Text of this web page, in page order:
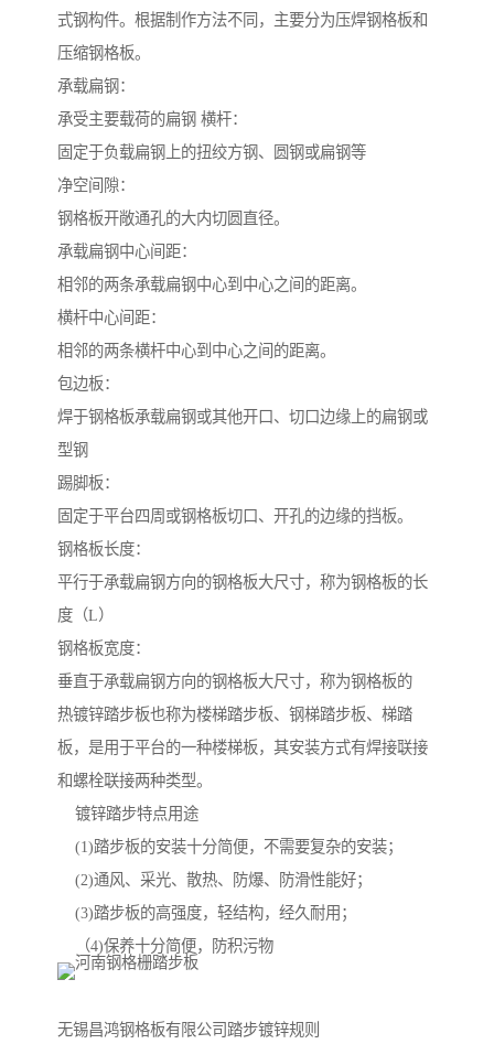
式钢构件。根据制作方法不同，主要分为压焊钢格板和
压缩钢格板。
承载扁钢：
承受主要载荷的扁钢 横杆：
固定于负载扁钢上的扭绞方钢、圆钢或扁钢等
净空间隙：
钢格板开敞通孔的大内切圆直径。
承载扁钢中心间距：
相邻的两条承载扁钢中心到中心之间的距离。
横杆中心间距：
相邻的两条横杆中心到中心之间的距离。
包边板：
焊于钢格板承载扁钢或其他开口、切口边缘上的扁钢或
型钢
踢脚板：
固定于平台四周或钢格板切口、开孔的边缘的挡板。
钢格板长度：
平行于承载扁钢方向的钢格板大尺寸，称为钢格板的长
度（L）
钢格板宽度：
垂直于承载扁钢方向的钢格板大尺寸，称为钢格板的
热镀锌踏步板也称为楼梯踏步板、钢梯踏步板、梯踏
板，是用于平台的一种楼梯板，其安装方式有焊接联接
和螺栓联接两种类型。
镀锌踏步特点用途
(1)踏步板的安装十分简便，不需要复杂的安装；
(2)通风、采光、散热、防爆、防滑性能好；
(3)踏步板的高强度，轻结构，经久耐用；
（4)保养十分简便，防积污物
无锡昌鸿钢格板有限公司踏步镀锌规则